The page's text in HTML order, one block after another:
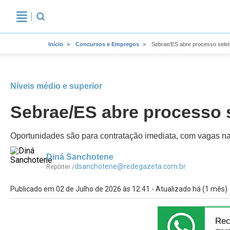
Início Concursos e Empregos Sebrae/ES abre processo
Níveis médio e superior
Sebrae/ES abre
Oportunidades são para contratação imediata, com vagas
Diná Sanchotene
Repórter /dsanchotene@redegazeta.com.br
Publicado em 02 de Julho de 2026 às 12:41 - Atualizado há (1 mês)